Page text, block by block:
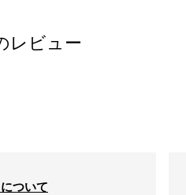
レビュー
ついて